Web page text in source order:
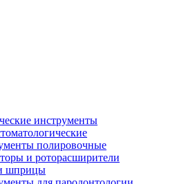
инструменты
полировочные
и роторасширители
шприцы